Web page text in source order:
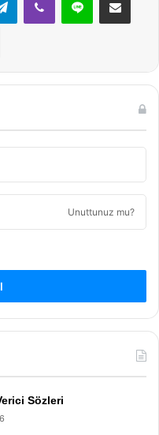
Unuttunuz mu?
Sözleri